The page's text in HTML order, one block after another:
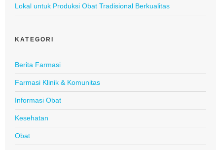
Lokal untuk Produksi Obat Tradisional Berkualitas
KATEGORI
Berita Farmasi
Farmasi Klinik & Komunitas
Informasi Obat
Kesehatan
Obat